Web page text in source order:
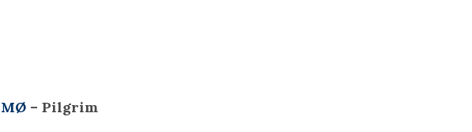
MØ – Pilgrim